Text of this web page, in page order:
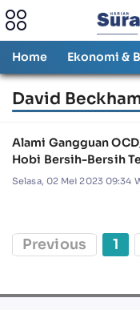
Home Ekonomi &
David
Alami Gangguan
Hobi Bersih-Bersih
Selasa, 02 Mei 2023 09:34
Previous 1